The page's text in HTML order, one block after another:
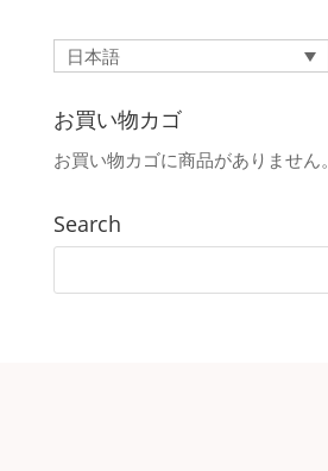
日本語
お買い物カゴ
お買い物カゴに商品がありません。
Search